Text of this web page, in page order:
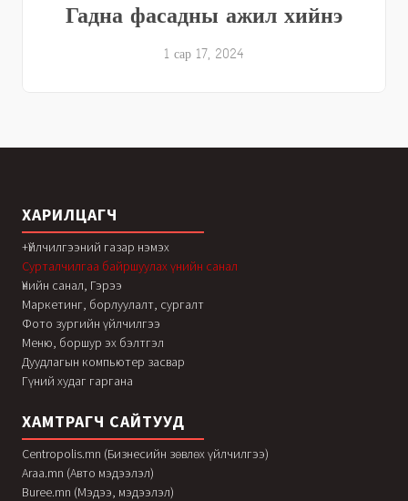
Гадна фасадны ажил хийнэ
1 сар 17, 2024
ХАРИЛЦАГЧ
+Үйлчилгээний газар нэмэх
Сурталчилгаа байршуулах үнийн санал
Үнийн санал, Гэрээ
Маркетинг, борлуулалт, сургалт
Фото зургийн үйлчилгээ
Меню, боршур эх бэлтгэл
Дуудлагын компьютер засвар
Гүний худаг гаргана
ХАМТРАГЧ САЙТУУД
Centropolis.mn (Бизнесийн зөвлөх үйлчилгээ)
Araa.mn (Авто мэдээлэл)
Buree.mn (Мэдээ, мэдээлэл)